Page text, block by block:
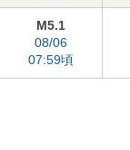
M5.1
08/06
07:59頃